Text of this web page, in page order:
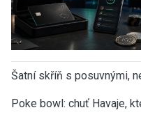
Šatní skříň s posuvnými,
Poke bowl: chuť Havaje,